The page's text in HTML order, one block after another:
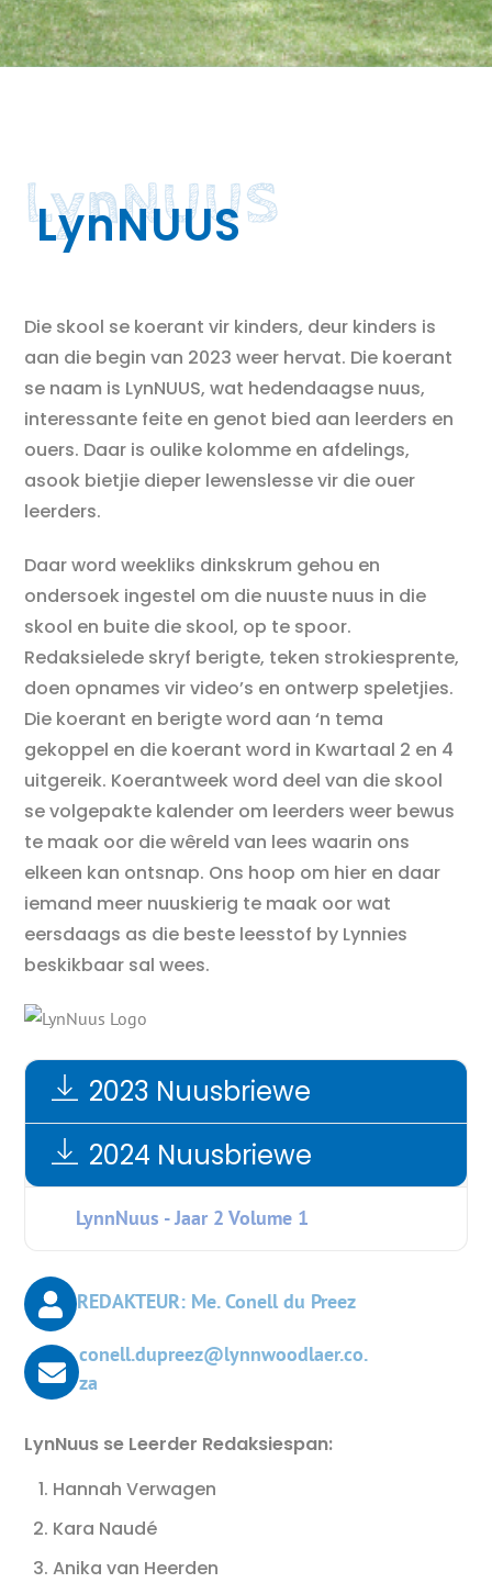
LynNUUS
LynNUUS
Die skool se koerant vir kinders, deur kinders is
aan die begin van 2023 weer hervat. Die koerant
se naam is LynNUUS, wat hedendaagse nuus,
interessante feite en genot bied aan leerders en
ouers. Daar is oulike kolomme en afdelings,
asook bietjie dieper lewenslesse vir die ouer
leerders.
Daar word weekliks dinkskrum gehou en
ondersoek ingestel om die nuuste nuus in die
skool en buite die skool, op te spoor.
Redaksielede skryf berigte, teken strokiesprente,
doen opnames vir video’s en ontwerp speletjies.
Die koerant en berigte word aan ‘n tema
gekoppel en die koerant word in Kwartaal 2 en 4
uitgereik. Koerantweek word deel van die skool
se volgepakte kalender om leerders weer bewus
te maak oor die wêreld van lees waarin ons
elkeen kan ontsnap. Ons hoop om hier en daar
iemand meer nuuskierig te maak oor wat
eersdaags as die beste leesstof by Lynnies
beskikbaar sal wees.
REDAKTEUR: Me. Conell du Preez
conell.dupreez@lynnwoodlaer.co.
za
LynNuus se Leerder Redaksiespan:
Hannah Verwagen
Kara Naudé
Anika van Heerden
2023 Nuusbriewe
2024 Nuusbriewe
LynnNuus - Jaar 2 Volume 1